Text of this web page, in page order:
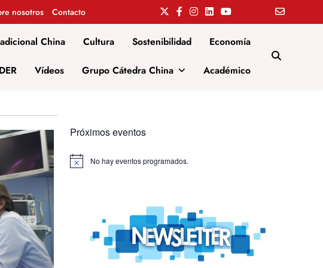
nosotros Contacto
China Cultura Sostenibilidad Economía
Vídeos Grupo Cátedra China Académico
Próximos eventos
Aviso No hay eventos programados.